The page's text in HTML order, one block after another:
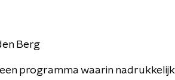
Berg
programma waarin nadrukkelijk